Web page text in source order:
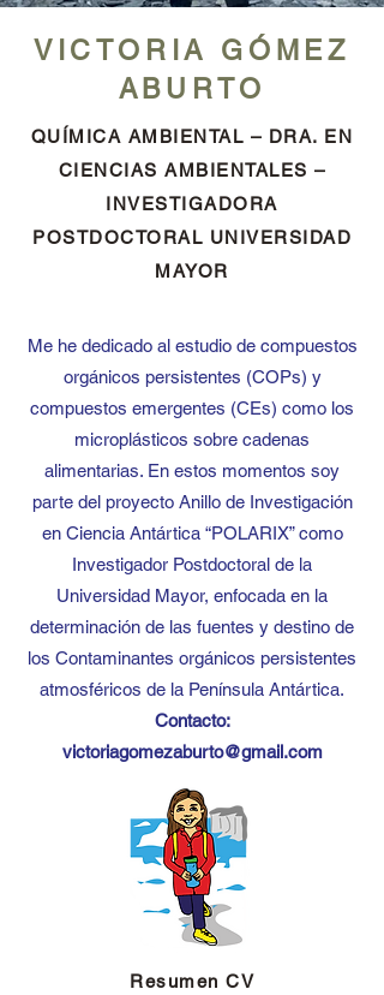
VICTORIA GÓMEZ
ABURTO
QUÍMICA AMBIENTAL – DRA. EN
CIENCIAS AMBIENTALES –
INVESTIGADORA
POSTDOCTORAL UNIVERSIDAD
MAYOR
Me he dedicado al estudio de compuestos
orgánicos persistentes (COPs) y
compuestos emergentes (CEs) como los
microplásticos sobre cadenas
alimentarias. En estos momentos soy
parte del proyecto Anillo de Investigación
en Ciencia Antártica “POLARIX” como
Investigador Postdoctoral de la
Universidad Mayor, enfocada en la
determinación de las fuentes y destino de
los Contaminantes orgánicos persistentes
atmosféricos de la Península Antártica.
Contacto:
victoriagomezaburto@gmail.com
Resumen CV